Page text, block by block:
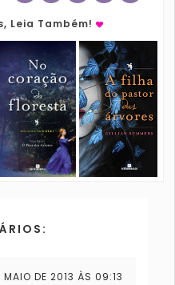
Leia Também!
MAIO DE 2013 ÀS 09:13